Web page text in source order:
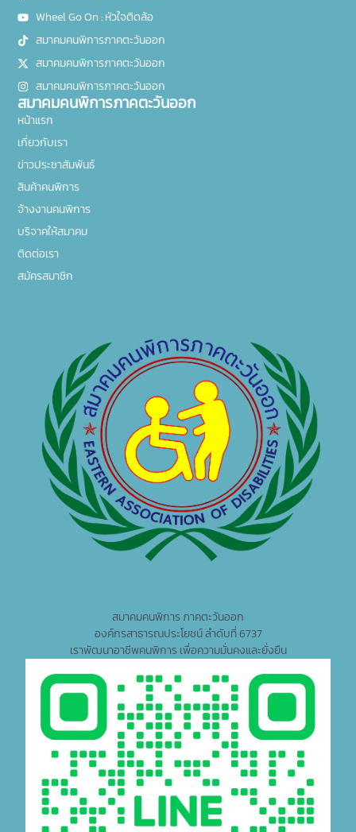
สมาคมคนพิการ ภาคตะวันออก
องค์กรสาธารณประโยชน์ ลำดับที่ 6737
เราพัฒนาอาชีพคนพิการ เพื่อความมั่นคงและยั่งยืน
Wheel Go On : หัวใจติดล้อ
สมาคมคนพิการภาคตะวันออก
สมาคมคนพิการภาคตะวันออก
สมาคมคนพิการภาคตะวันออก
สมาคมคนพิการภาคตะวันออก
หน้าแรก
เกี่ยวกับเรา
ข่าวประชาสัมพันธ์
สินค้าคนพิการ
จ้างงานคนพิการ
บริจาคให้สมาคม
ติดต่อเรา
สมัครสมาชิก